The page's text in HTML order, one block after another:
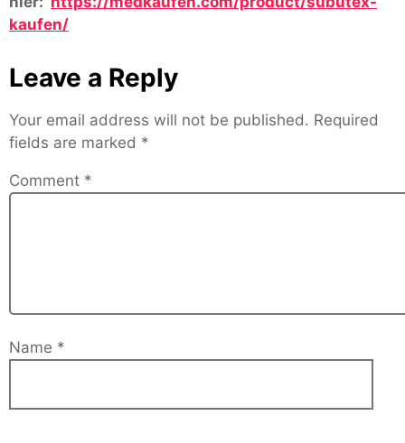
kaufen/
Leave a Reply
Your email address will not be published. Required
fields are marked *
Comment *
Name *